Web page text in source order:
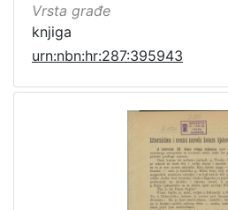
Vrsta građe
knjiga
urn:nbn:hr:287:395943